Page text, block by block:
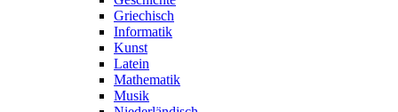
Griechisch
Informatik
Kunst
Latein
Mathematik
Musik